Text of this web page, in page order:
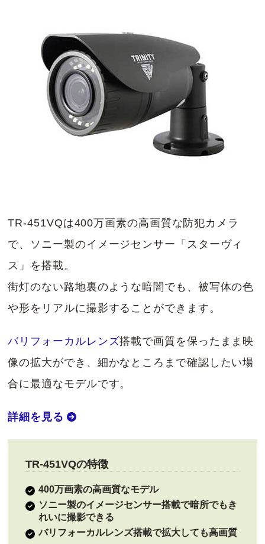
TR-451VQは400万画素の高画質な防犯カメラ
で、ソニー製のイメージセンサー「スターヴィ
ス」を搭載。
街灯のない路地裏のような暗闇でも、被写体の色
や形をリアルに撮影することができます。
バリフォーカルレンズ搭載で画質を保ったまま映
像の拡大ができ、細かなところまで確認したい場
合に最適なモデルです。
詳細を見る
TR-451VQの特徴
400万画素の高画質なモデル
ソニー製のイメージセンサー搭載で暗所でもき
れいに撮影できる
バリフォーカルレンズ搭載で拡大しても高画質